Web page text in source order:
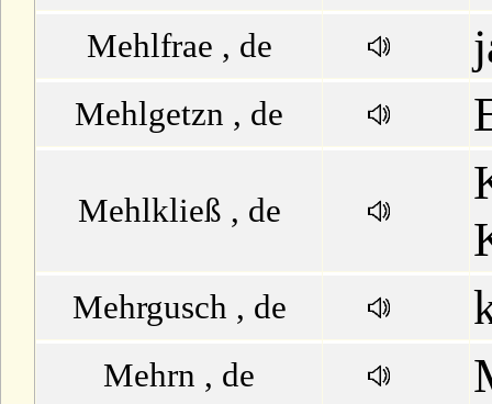
Mehlfrae , de
Mehlgetzn , de
Mehlkließ , de
Mehrgusch , de
Mehrn , de